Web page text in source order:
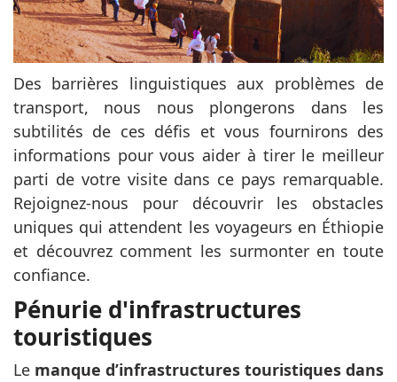
Des barrières linguistiques aux problèmes de
transport, nous nous plongerons dans les
subtilités de ces défis et vous fournirons des
informations pour vous aider à tirer le meilleur
parti de votre visite dans ce pays remarquable.
Rejoignez-nous pour découvrir les obstacles
uniques qui attendent les voyageurs en Éthiopie
et découvrez comment les surmonter en toute
confiance.
Pénurie d'infrastructures
touristiques
Le manque d’infrastructures touristiques dans